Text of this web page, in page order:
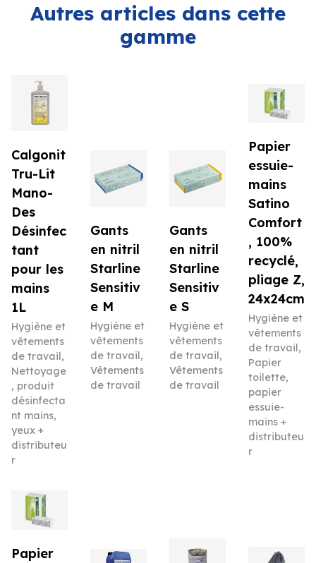
Autres articles dans cette
gamme
Calgonit
Tru-Lit
Mano-
Des
Désinfec
tant
pour les
mains
1L
Hygiène et
vêtements
de travail ,
Nettoyage
, produit
désinfecta
nt mains,
yeux +
distributeu
r
Gants
en nitril
Starline
Sensitiv
e M
Hygiène et
vêtements
de travail,
Vêtements
de travail
Gants
en nitril
Starline
Sensitiv
e S
Hygiène et
vêtements
de travail,
Vêtements
de travail
Papier
essuie-
mains
Satino
Comfort
, 100%
recyclé,
pliage Z,
24x24cm
Hygiène et
vêtements
de travail,
Papier
toilette,
papier
essuie-
mains +
distributeu
r
Papier